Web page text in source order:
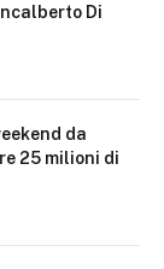
Di
da
25 milioni di